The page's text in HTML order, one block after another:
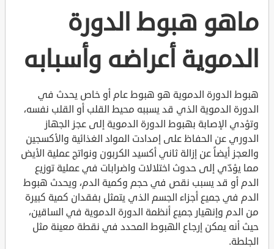
ماهو هبوط الدورة
الدموية أعراضه وأسبابه
هبوط الدورة الدموية هو هبوط عام أو خاص يحدث في
الدورة الدموية الذي قد يسببه محيط القلب أو القلب نفسه،
وتؤدي الإصابة بهبوط الدورة الدموية إلى عجز الجهاز
الدوري عن الحفاظ على إمدادت المواد الغذائية والأكسجين
والعجز أيضاً عن إزالة ثاني أكسيد الكربون ونواتج عملية الأيض
مما يؤدّي إلى حدوث اختلالات واضرابات في عملية توزيع
الدم أو قد يسبب نقص في حجم وكمية الدم، ويحدث هبوط
الدم في جميع أجزاء الجسم الذي يتمثل بفقدان كمية كبيرة
من الدم وإنهيار جميع أنظمة الدورة الدموية في الساقين،
حيث أنه يمكن إرجاع الهبوط المحدد في نقطة معينة مثل
الجلطة.